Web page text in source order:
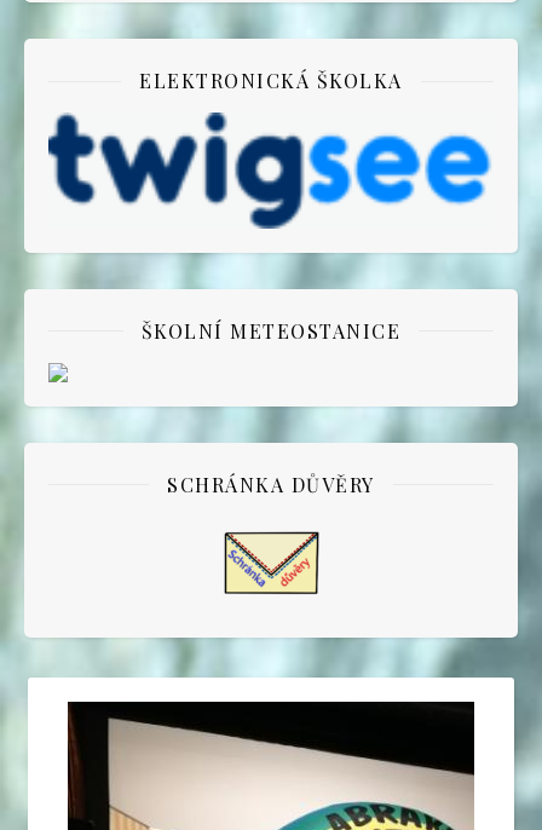
ELEKTRONICKÁ ŠKOLKA
ŠKOLNÍ METEOSTANICE
SCHRÁNKA DŮVĚRY